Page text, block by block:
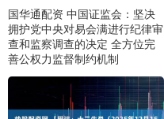
国华通配资 中国证监会：坚决
拥护党中央对易会满进行纪律审
查和监察调查的决定 全方位完
善公权力监督制约机制